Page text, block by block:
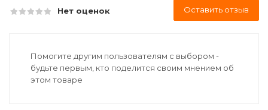
Нет оценок Оставить отзыв
Помогите другим пользователям с выбором -
будьте первым, кто поделится своим мнением об
этом товаре